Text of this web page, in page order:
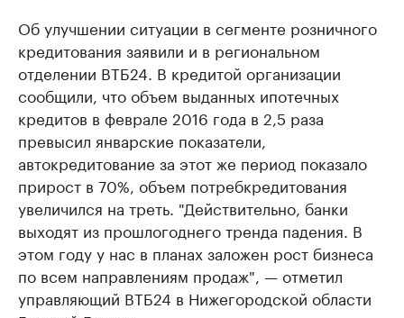
Об улучшении ситуации в сегменте розничного
кредитования заявили и в региональном
отделении ВТБ24. В кредитой организации
сообщили, что объем выданных ипотечных
кредитов в феврале 2016 года в 2,5 раза
превысил январские показатели,
автокредитование за этот же период показало
прирост в 70%, объем потребкредитования
увеличился на треть. "Действительно, банки
выходят из прошлогоднего тренда падения. В
этом году у нас в планах заложен рост бизнеса
по всем направлениям продаж", — отметил
управляющий ВТБ24 в Нижегородской области